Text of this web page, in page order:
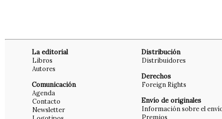
La editorial
Libros
Autores
Comunicación
Agenda
Contacto
Newsletter
Distribución
Distribuidores
Derechos
Foreign Rights
Envío de originales
Información sobre el
Premios